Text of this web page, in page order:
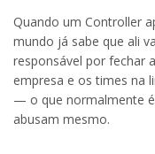
Quando um Controller
mundo já sabe que ali
responsável por fechar
empresa e os times na
— o que normalmente
abusam mesmo.